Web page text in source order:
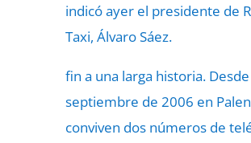
indicó ayer el presidente de
Taxi, Álvaro Sáez.
fin a una larga historia. Desde
septiembre de 2006 en
conviven dos números de